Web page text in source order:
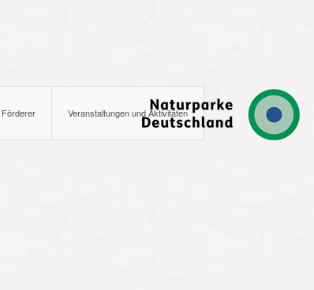
Förderer Veranstaltungen und Aktivitäten